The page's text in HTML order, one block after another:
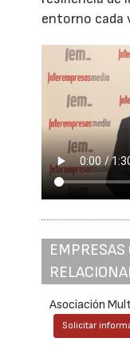
entorno cada
Asociación
Solicitar